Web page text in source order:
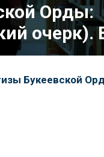
Орды:
очерк).
Букеевской